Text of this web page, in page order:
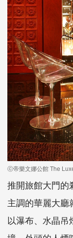
ⓒ帝樂文娜公館 The
推開旅館大門的
主調的華麗大廳
以瀑布、水晶吊